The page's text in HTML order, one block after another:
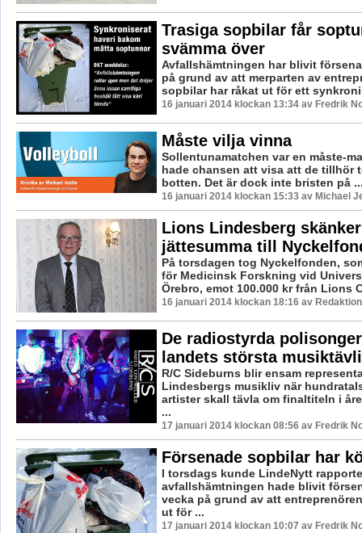
Trasiga sopbilar får
svämma över
Avfallshämtningen har blivit
på grund av att merparten av
sopbilar har råkat ut för ett
16 januari 2014 klockan 13:34 av Fredrik
Måste vilja vinna
Sollentunamatchen var en måste-
hade chansen att visa att de tillhör
botten. Det är dock inte bristen på
16 januari 2014 klockan 15:33 av Michael
Lions Lindesberg skänker
jättesumma till
På torsdagen tog Nyckelfonden,
för Medicinsk Forskning vid
Örebro, emot 100.000 kr från Lions
16 januari 2014 klockan 18:16 av
De radiostyrda
landets största
R/C Sideburns blir ensam
Lindesbergs musikliv när
artister skall tävla om finaltiteln i
...
17 januari 2014 klockan 08:56 av Fredrik
Försenade sopbilar har
I torsdags kunde LindeNytt
avfallshämtningen hade blivit
vecka på grund av att
ut för ...
17 januari 2014 klockan 10:07 av Fredrik